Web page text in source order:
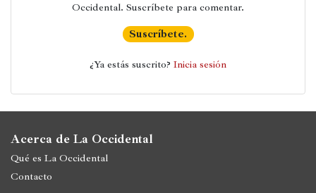
Occidental. Suscríbete para comentar.
Suscríbete.
¿Ya estás suscrito? Inicia sesión
Acerca de La Occidental
Qué es La Occidental
Contacto